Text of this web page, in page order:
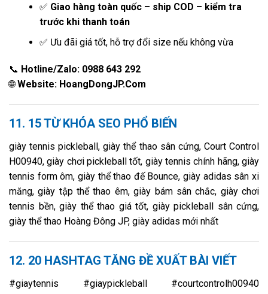
✅ Giao hàng toàn quốc – ship COD – kiểm tra
trước khi thanh toán
✅ Ưu đãi giá tốt, hỗ trợ đổi size nếu không vừa
📞 Hotline/Zalo: 0988 643 292
🌐Website: HoangDongJP.Com
11. 15 TỪ KHÓA SEO PHỔ BIẾN
giày tennis pickleball, giày thể thao sân cứng, Court Control
H00940, giày chơi pickleball tốt, giày tennis chính hãng, giày
tennis form ôm, giày thể thao đế Bounce, giày adidas sân xi
măng, giày tập thể thao êm, giày bám sân chắc, giày chơi
tennis bền, giày thể thao giá tốt, giày pickleball sân cứng,
giày thể thao Hoàng Đông JP, giày adidas mới nhất
12. 20 HASHTAG TĂNG ĐỀ XUẤT BÀI VIẾT
#giaytennis #giaypickleball #courtcontrolh00940